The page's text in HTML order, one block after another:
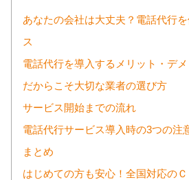
あなたの会社は大丈夫？電話代行
ス
電話代行を導入するメリット・デメ
だからこそ大切な業者の選び方
サービス開始までの流れ
電話代行サービス導入時の3つの注
まとめ
はじめての方も安心！全国対応の